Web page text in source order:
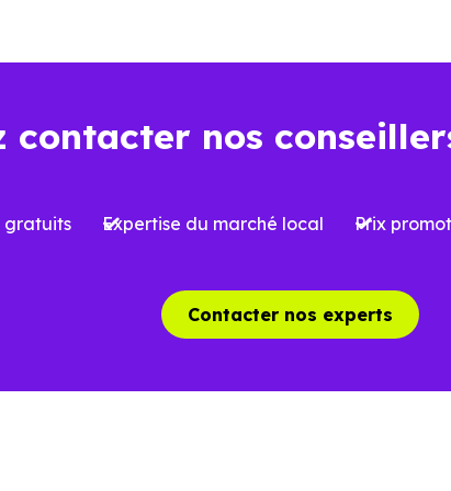
réduite
prévoir
des
contacter nos
gratuits Expertise du marché local Prix
Contacter nos experts